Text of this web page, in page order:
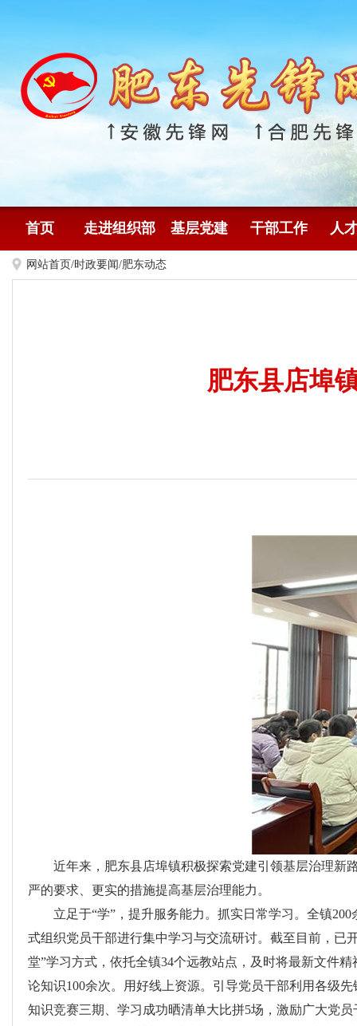
首页 走进组织部 基层党建 干部工作 人
网站首页/时政要闻/肥东动态
肥东县店埠
近年来，肥东县店埠镇积极探索党建引领基层治理新
严的要求、更实的措施提高基层治理能力。
立足于“学”，提升服务能力。抓实日常学习。全镇
式组织党员干部进行集中学习与交流研讨。截至目前，已
堂”学习方式，依托全镇34个远教站点，及时将最新文件
论知识100余次。用好线上资源。引导党员干部利用各级
知识竞赛三期、学习成功晒清单大比拼5场，激励广大党